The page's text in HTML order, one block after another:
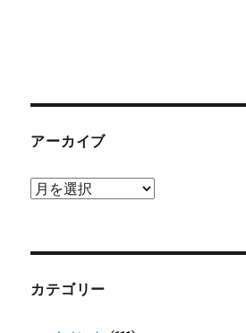
アーカイブ
ア
ブ
カテゴリー